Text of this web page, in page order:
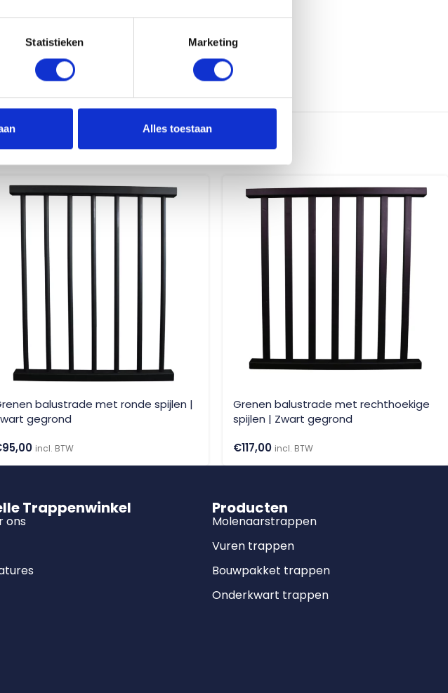
Statistieken Marketing
Alles toestaan
balustrade met ronde spijlen |
gegrond
95,00 incl. BTW
Grenen balustrade met rechthoekige
spijlen | Zwart gegrond
€117,00 incl. BTW
Trappenwinkel
ons
Producten
Molenaarstrappen
Vuren trappen
Bouwpakket trappen
Onderkwart trappen